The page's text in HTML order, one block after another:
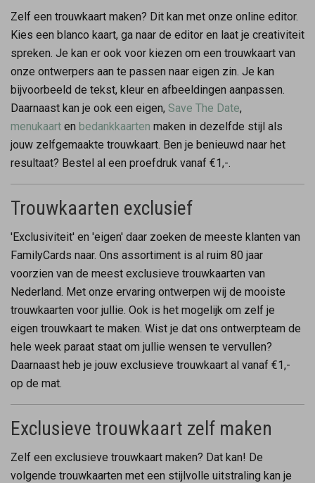
Zelf een trouwkaart maken? Dit kan met onze online editor.
Kies een blanco kaart, ga naar de editor en laat je creativiteit
spreken. Je kan er ook voor kiezen om een trouwkaart van
onze ontwerpers aan te passen naar eigen zin. Je kan
bijvoorbeeld de tekst, kleur en afbeeldingen aanpassen.
Daarnaast kan je ook een eigen, Save The Date,
menukaart en bedankkaarten maken in dezelfde stijl als
jouw zelfgemaakte trouwkaart. Ben je benieuwd naar het
resultaat? Bestel al een proefdruk vanaf €1,-.
Trouwkaarten exclusief
'Exclusiviteit' en 'eigen' daar zoeken de meeste klanten van
FamilyCards naar. Ons assortiment is al ruim 80 jaar
voorzien van de meest exclusieve trouwkaarten van
Nederland. Met onze ervaring ontwerpen wij de mooiste
trouwkaarten voor jullie. Ook is het mogelijk om zelf je
eigen trouwkaart te maken. Wist je dat ons ontwerpteam de
hele week paraat staat om jullie wensen te vervullen?
Daarnaast heb je jouw exclusieve trouwkaart al vanaf €1,-
op de mat.
Exclusieve trouwkaart zelf maken
Zelf een exclusieve trouwkaart maken? Dat kan! De
volgende trouwkaarten met een stijlvolle uitstraling kan je